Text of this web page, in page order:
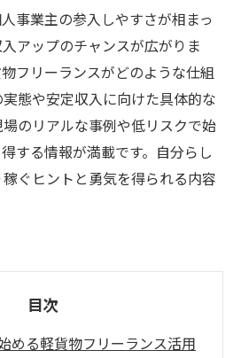
事業主の参入しやすさが相まっ
アップのチャンスが広がりま
フリーランスがどのような仕組
態や安定収入に向けた具体的な
のリアルな事例や低リスクで始
する情報が満載です。自分らし
ぐヒントと勇気を得られる内容
目次
める軽貨物フリーランス活用